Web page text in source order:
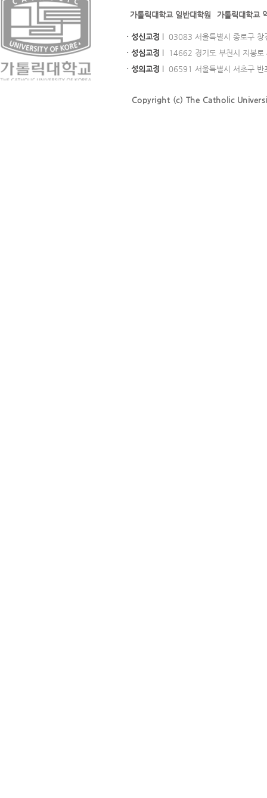
가톨릭대학교 일반대학원 가톨릭대학교
· 성신교정
03083 서울특별시 종로구
· 성심교정
14662 경기도 부천시 지봉
· 성의교정
06591 서울특별시 서초구
Copyright (c) The Catholic